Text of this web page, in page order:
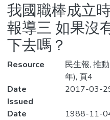
Statistics
我國職棒成立
報導三 如果沒
下去嗎？
Resource
民生報, 推
年), 頁4
Date
Issued
2017-03-
Date
1988-11-